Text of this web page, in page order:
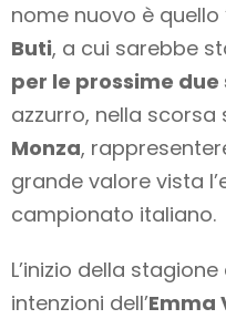
nome nuovo è quello
Buti, a cui sarebbe
per le prossime
azzurro, nella scorsa
Monza,
grande valore vista
campionato italiano.
L’inizio della
intenzioni dell’Emma